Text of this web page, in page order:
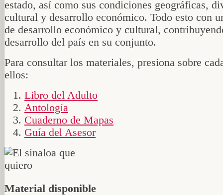
estado, así como sus condiciones geográficas,
cultural y desarrollo económico. Todo esto con
de desarrollo económico y cultural,
desarrollo del país en su conjunto.
Para consultar los materiales, presiona sobre
ellos:
Libro del Adulto
Antología
Cuaderno de Mapas
Guía del Asesor
Material disponible